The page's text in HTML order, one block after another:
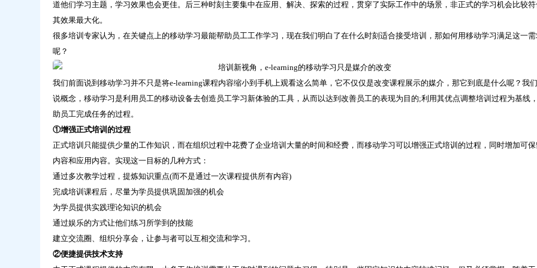
道他们学习主题，学习效果也会更佳。后三种时刻主要集中在应用、解决、探索的过程，贯穿了实际工作中的场景，非正式的学习机会比较
其效果最大化。
很多培训专家认为，在关键点上的移动学习最能帮助员工工作学习，现在我们明白了在什么时刻适合接受培训，那如何用移动学习满足这一
呢？
我们前面说到移动学习并不只是将e-learning课程内容缩小到手机上观看这么简单，它不仅仅是改变课程展示的媒介，那它到底是什么呢？我
说概念，移动学习是利用员工的移动设备去创造员工学习新体验的工具，从而以达到改善员工的表现为目的;利用其优点调整培训过程为基线
助员工完成任务的过程。
①增强正式培训的过程
正式培训只能提供少量的工作知识，而在组织过程中花费了企业培训大量的时间和经费，而移动学习可以增强正式培训的过程，同时增加可保
内容和应用内容。实现这一目标的几种方式：
通过多次教学过程，提炼知识重点(而不是通过一次课程提供所有内容)
完成培训课程后，尽量为学员提供巩固加强的机会
为学员提供实践理论知识的机会
通过娱乐的方式让他们练习所学到的技能
建立交流圈、组织分享会，让参与者可以互相交流和学习。
②便捷提供技术支持